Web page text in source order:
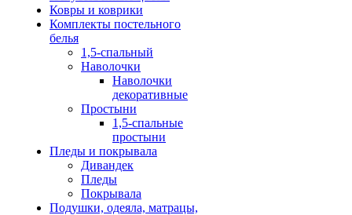
Ковры и коврики
Комплекты постельного
белья
1,5-спальный
Наволочки
Наволочки
декоративные
Простыни
1,5-спальные
простыни
Пледы и покрывала
Дивандек
Пледы
Покрывала
Подушки, одеяла, матрацы,